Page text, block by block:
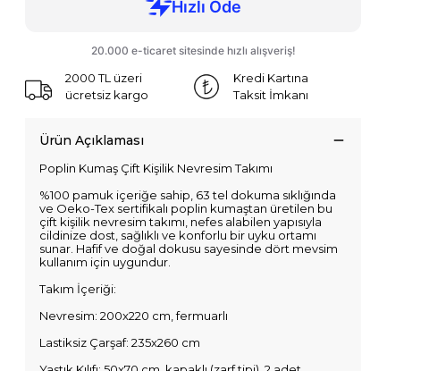
2000 TL üzeri
ücretsiz kargo
Kredi Kartına
Taksit İmkanı
Ürün Açıklaması
Poplin Kumaş Çift Kişilik Nevresim Takımı
%100 pamuk içeriğe sahip, 63 tel dokuma sıklığında
ve Oeko-Tex sertifikalı poplin kumaştan üretilen bu
çift kişilik nevresim takımı, nefes alabilen yapısıyla
cildinize dost, sağlıklı ve konforlu bir uyku ortamı
sunar. Hafif ve doğal dokusu sayesinde dört mevsim
kullanım için uygundur.
Takım İçeriği:
Nevresim: 200x220 cm, fermuarlı
Lastiksiz Çarşaf: 235x260 cm